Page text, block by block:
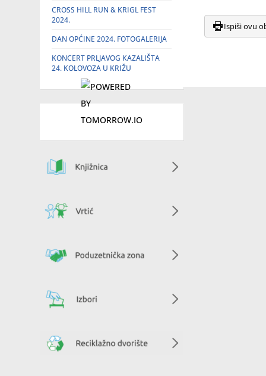
CROSS HILL RUN & KRIGL FEST
2024.
DAN OPĆINE 2024. FOTOGALERIJA
KONCERT PRLJAVOG KAZALIŠTA
24. KOLOVOZA U KRIŽU
Ispiši ovu